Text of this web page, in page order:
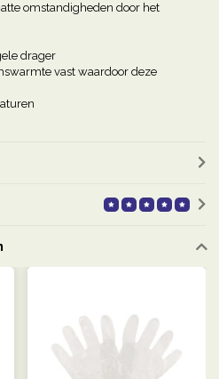
omstandigheden door het
drager
vast waardoor deze